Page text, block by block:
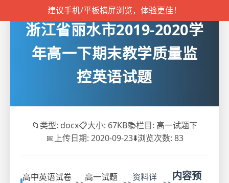
建议手机/平板横屏浏览，体验更佳！
浙江省丽水市2019-2020学
年高一下期末教学质量监
控英语试题
📁 类型: docx📋大小: 67KB📚栏目: 高一试题下
📅上传日期: 2020-09-23⬇️浏览次数: 83
高中英语试卷
高一试题
资料详
内容预